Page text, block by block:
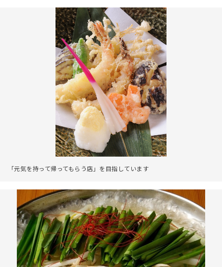
「元気を持って帰ってもらう店」を目指しています